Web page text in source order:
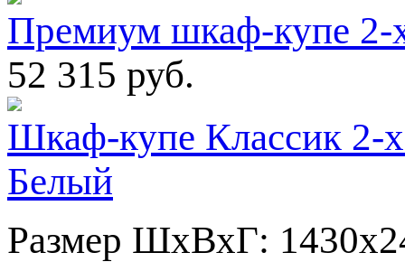
Премиум шкаф-купе
52 315 руб.
Шкаф-купе Классик 2-
Белый
Размер ШхВхГ: